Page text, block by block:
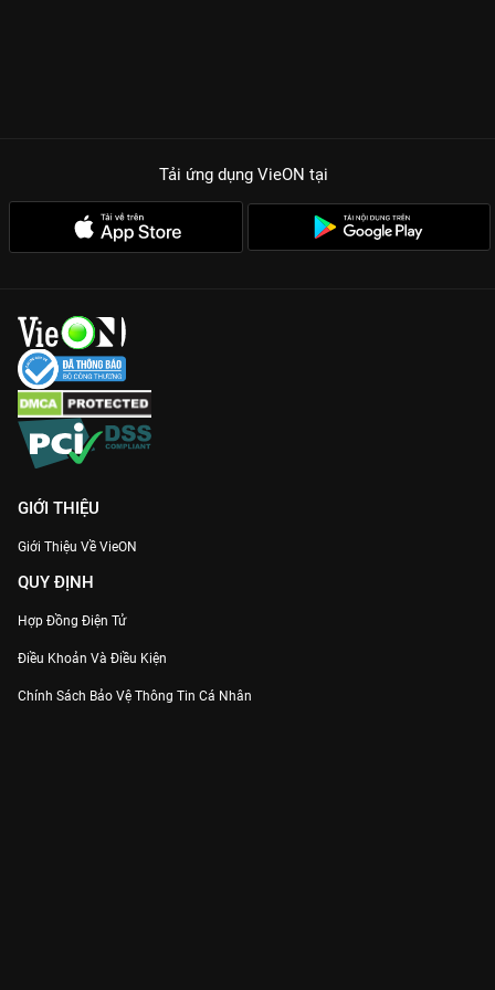
Tải ứng dụng VieON tại
GIỚI THIỆU
Giới Thiệu Về VieON
QUY ĐỊNH
Hợp Đồng Điện Tử
Điều Khoản Và Điều Kiện
Chính Sách Bảo Vệ Thông Tin Cá Nhân